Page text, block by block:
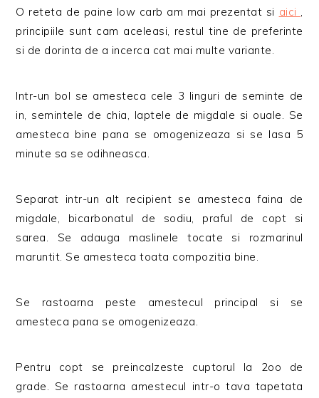
O reteta de paine low carb am mai prezentat si aici
principiile sunt cam aceleasi, restul tine de preferinte
si de dorinta de a incerca cat mai multe variante.
Intr-un bol se amesteca cele 3 linguri de seminte de
in, semintele de chia, laptele de migdale si ouale. Se
amesteca bine pana se omogenizeaza si se lasa 5
minute sa se odihneasca.
Separat intr-un alt recipient se amesteca faina de
migdale, bicarbonatul de sodiu, praful de copt si
sarea. Se adauga maslinele tocate si rozmarinul
maruntit. Se amesteca toata compozitia bine.
Se rastoarna peste amestecul principal si se
amesteca pana se omogenizeaza.
Pentru copt se preincalzeste cuptorul la 2oo de
grade. Se rastoarna amestecul intr-o tava tapetata